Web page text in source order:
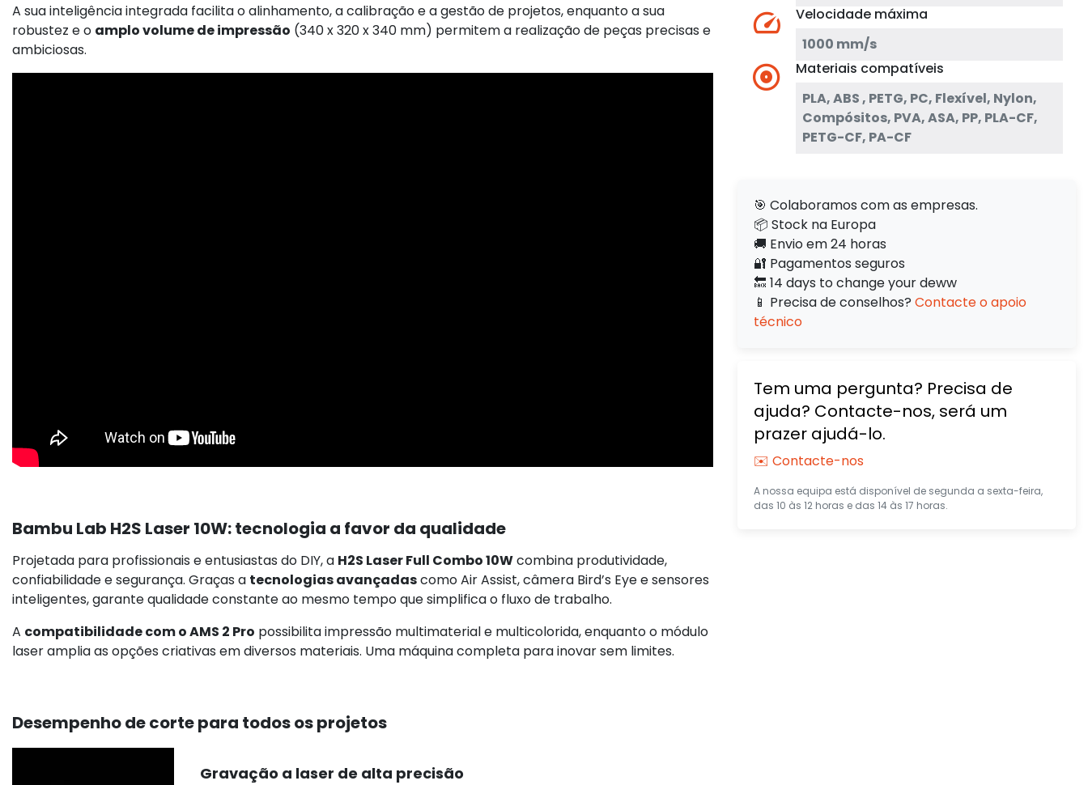
A sua inteligência integrada facilita o alinhamento, a calibração e a gestão de projetos, enquanto a sua
robustez e o amplo volume de impressão (340 x 320 x 340 mm) permitem a realização de peças precisas e
ambiciosas.
Bambu Lab H2S Laser 10W: tecnologia a favor da qualidade
Projetada para profissionais e entusiastas do DIY, a H2S Laser Full Combo 10Wcombina produtividade,
confiabilidade e segurança. Graças a tecnologias avançadascomo Air Assist, câmera Bird’s Eye e sensores
inteligentes, garante qualidade constante ao mesmo tempo que simplifica o fluxo de trabalho.
A compatibilidade com o AMS 2 Pro possibilita impressão multimaterial e multicolorida, enquanto o módulo
laser amplia as opções criativas em diversos materiais. Uma máquina completa para inovar sem limites.
Desempenho de corte para todos os projetos
Gravação a laser de alta precisão
Velocidade máxima
1000 mm/s
Materiais compatíveis
PLA, ABS , PETG, PC, Flexível, Nylon,
Compósitos, PVA, ASA, PP, PLA-CF,
PETG-CF, PA-CF
🎯 Colaboramos com as empresas.
📦 Stock na Europa
🚚 Envio em 24 horas
🔐 Pagamentos seguros
🔙 14 days to change your deww
📱 Precisa de conselhos? Contacte o apoio
técnico
Tem uma pergunta? Precisa de
ajuda? Contacte-nos, será um
prazer ajudá-lo.
✉️ Contacte-nos
A nossa equipa está disponível de segunda a sexta-feira,
das 10 às 12 horas e das 14 às 17 horas.